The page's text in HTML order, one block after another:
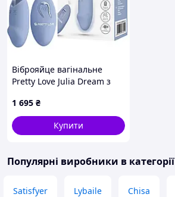
Віброяйце вагінальне
Pretty Love Julia Dream з
2.8 см
1 695 ₴
Купити
Популярні виробники в категорії
Satisfyer Lybaile Chisa